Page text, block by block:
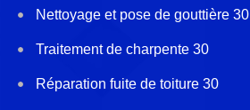
Nettoyage et pose de gouttière 30
Traitement de charpente 30
Réparation fuite de toiture 30